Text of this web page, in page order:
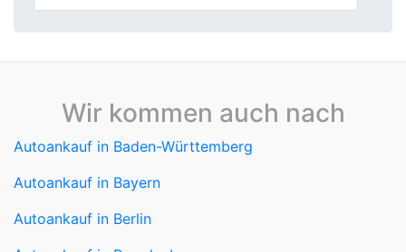
Autoankauf in Baden-Württemberg
Autoankauf in Berlin